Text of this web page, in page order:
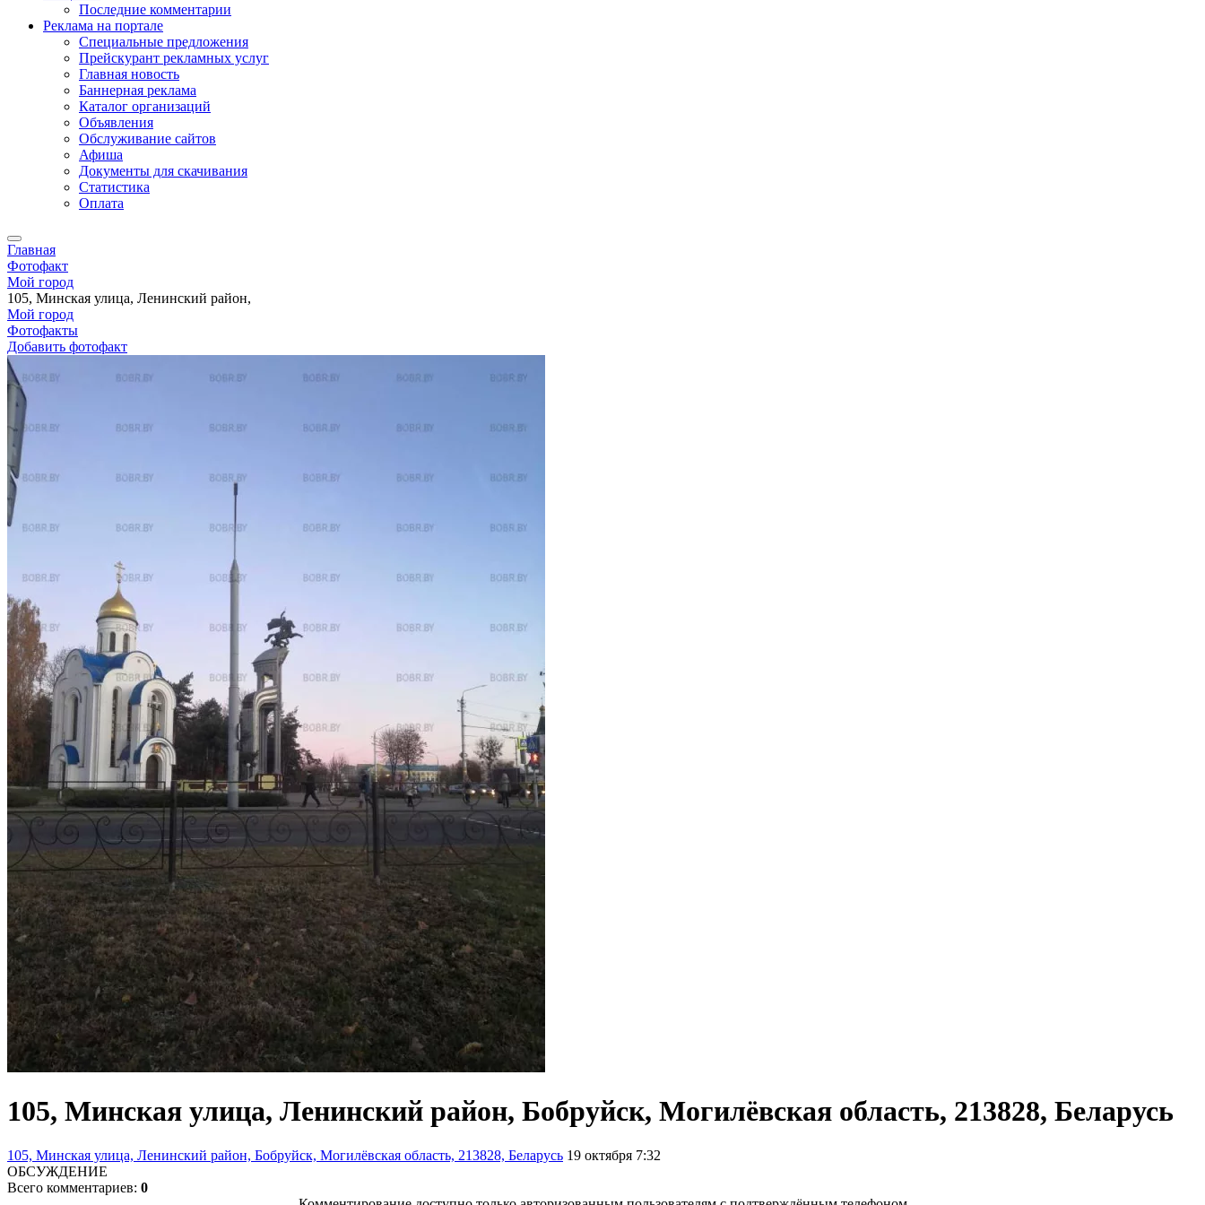
Последние комментарии
Реклама на портале
Специальные предложения
Прейскурант рекламных услуг
Главная новость
Баннерная реклама
Каталог организаций
Объявления
Обслуживание сайтов
Афиша
Документы для скачивания
Статистика
Оплата
Главная
Фотофакт
Мой город
105, Минская улица, Ленинский район,
Мой город
Фотофакты
Добавить фотофакт
105, Минская улица, Ленинский район, Бобруйск, Могилёвская область, 213828, Беларусь
105, Минская улица, Ленинский район, Бобруйск, Могилёвская область, 213828, Беларусь 19 октября 7:32
ОБСУЖДЕНИЕ
Всего комментариев: 0